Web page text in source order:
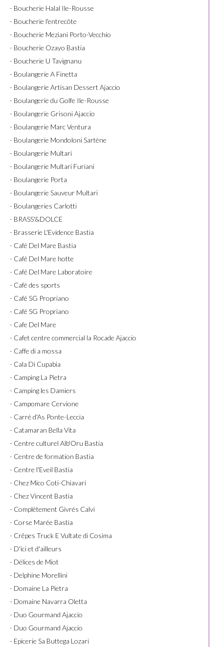
- Boucherie Halal Ile-Rousse
- Boucherie l'entrecôte
- Boucherie Meziani Porto-Vecchio
- Boucherie Ozayo Bastia
- Boucherie U Tavignanu
- Boulangerie A Finetta
- Boulangerie Artisan Dessert Ajaccio
- Boulangerie du Golfe Ile-Rousse
- Boulangerie Grisoni Ajaccio
- Boulangerie Marc Ventura
- Boulangerie Mondoloni Sartène
- Boulangerie Multari
- Boulangerie Multari Furiani
- Boulangerie Porta
- Boulangerie Sauveur Multari
- Boulangeries Carlotti
- BRASS'&DOLCE
- Brasserie L'Evidence Bastia
- Café Del Mare Bastia
- Café Del Mare hotte
- Café Del Mare Laboratoire
- Café des sports
- Café SG Propriano
- Café SG Propriano
- Cafe Del Mare
- Cafet centre commercial la Rocade Ajaccio
- Caffe di a mossa
- Cala Di Cupabia
- Camping La Pietra
- Camping les Damiers
- Campomare Cervione
- Carré d'As Ponte-Leccia
- Catamaran Bella Vita
- Centre culturel Alb'Oru Bastia
- Centre de formation Bastia
- Centre l'Eveil Bastia
- Chez Mico Coti-Chiavari
- Chez Vincent Bastia
- Complètement Givrés Calvi
- Corse Marée Bastia
- Crêpes Truck E Vultate di Cosima
- D'ici et d'ailleurs
- Délices de Miot
- Delphine Morellini
- Domaine La Pietra
- Domaine Navarra Oletta
- Duo Gourmand Ajaccio
- Duo Gourmand Ajaccio
- Epicerie Sa Buttega Lozari